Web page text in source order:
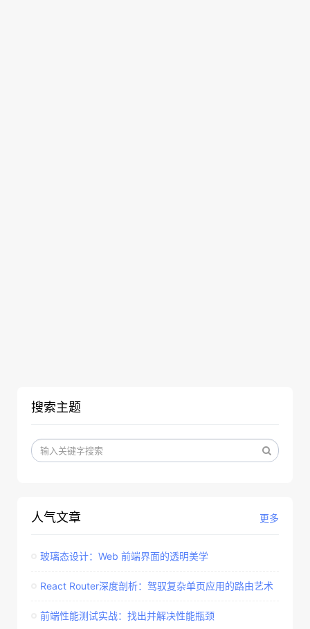
搜索主题
更多
人气文章
玻璃态设计：Web 前端界面的透明美学​
React Router深度剖析：驾驭复杂单页应用的路由艺术
前端性能测试实战：找出并解决性能瓶颈